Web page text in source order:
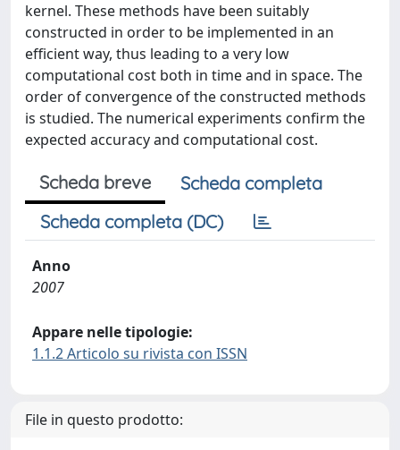
kernel. These methods have been suitably
constructed in order to be implemented in an
efficient way, thus leading to a very low
computational cost both in time and in space. The
order of convergence of the constructed methods
is studied. The numerical experiments confirm the
expected accuracy and computational cost.
Scheda breve
Scheda completa
Scheda completa (DC)
Anno
2007
Appare nelle tipologie:
1.1.2 Articolo su rivista con ISSN
File in questo prodotto: